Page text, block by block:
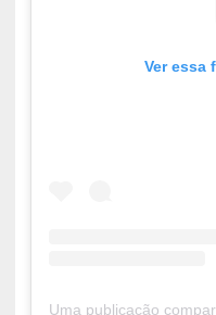
Ver essa